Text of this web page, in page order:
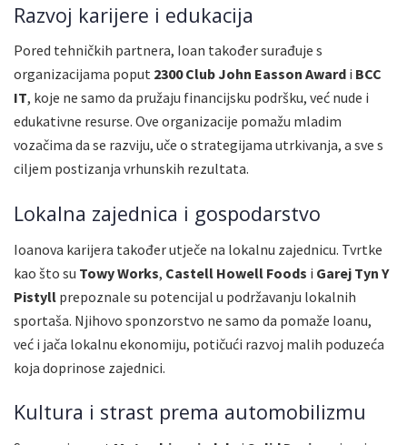
Razvoj karijere i edukacija
Pored tehničkih partnera, Ioan također surađuje s
organizacijama poput 2300 Club John Easson Award i BCC
IT, koje ne samo da pružaju financijsku podršku, već nude i
edukativne resurse. Ove organizacije pomažu mladim
vozačima da se razviju, uče o strategijama utrkivanja, a sve s
ciljem postizanja vrhunskih rezultata.
Lokalna zajednica i gospodarstvo
Ioanova karijera također utječe na lokalnu zajednicu. Tvrtke
kao što su Towy Works, Castell Howell Foods i Garej Tyn Y
Pistyll prepoznale su potencijal u podržavanju lokalnih
sportaša. Njihovo sponzorstvo ne samo da pomaže Ioanu,
već i jača lokalnu ekonomiju, potičući razvoj malih poduzeća
koja doprinose zajednici.
Kultura i strast prema automobilizmu